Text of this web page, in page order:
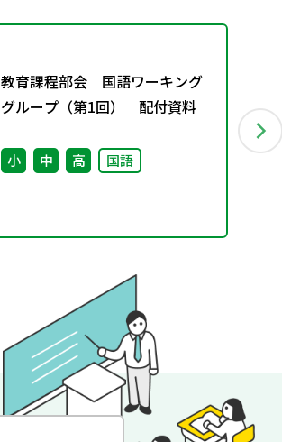
教育課程部会 国語ワーキング
グループ（第1回） 配付資料
小 中 高 国語